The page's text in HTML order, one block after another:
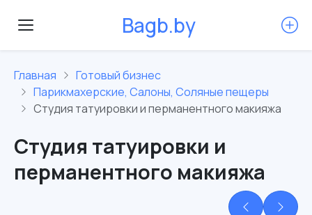
Bagb.by
Главная
Готовый бизнес
Парикмахерские, Салоны, Соляные пещеры
Студия татуировки и перманентного макияжа
Студия татуировки и
перманентного макияжа